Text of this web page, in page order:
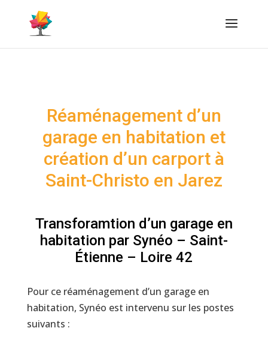
Réaménagement d’un
garage en habitation et
création d’un carport à
Saint-Christo en Jarez
Transforamtion d’un garage en
habitation par Synéo – Saint-
Étienne – Loire 42
Pour ce réaménagement d’un garage en
habitation, Synéo est intervenu sur les postes
suivants :